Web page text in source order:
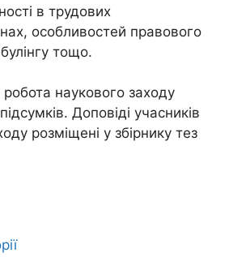
в трудових
особливостей правового
тощо.
наукового заходу
Доповіді учасників
розміщені у збірнику тез